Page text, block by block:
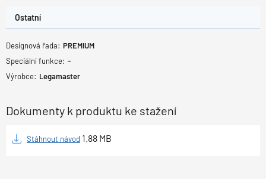
Ostatní
Designová řada: PREMIUM
Speciální funkce: -
Výrobce: Legamaster
Dokumenty k produktu ke stažení
Stáhnout návod 1.88 MB